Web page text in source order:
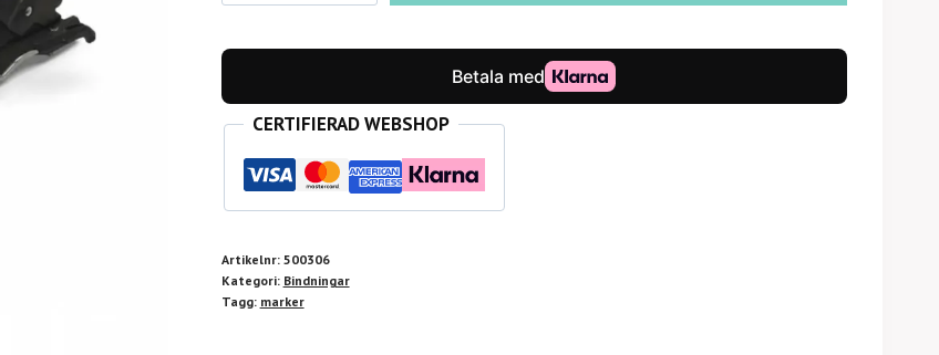
Squire
10
mängd
CERTIFIERAD WEBSHOP
Artikelnr: 500306
Kategori: Bindningar
Tagg: marker